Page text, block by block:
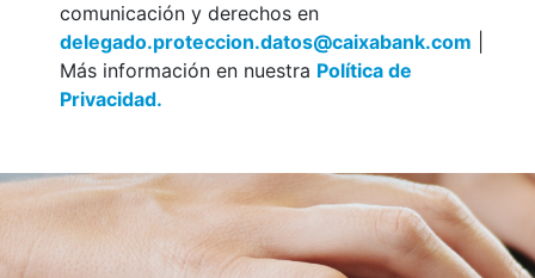
comunicación y derechos en
delegado.proteccion.datos@caixabank.com
Más información en nuestra Política de
Privacidad.